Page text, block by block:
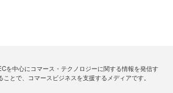
を中心にコマース・テクノロジーに関する情報を発信す
ことで、コマースビジネスを支援するメディアです。